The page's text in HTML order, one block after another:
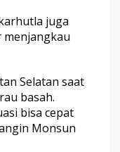
juga
menjangkau
Selatan saat
basah.
bisa cepat
Monsun